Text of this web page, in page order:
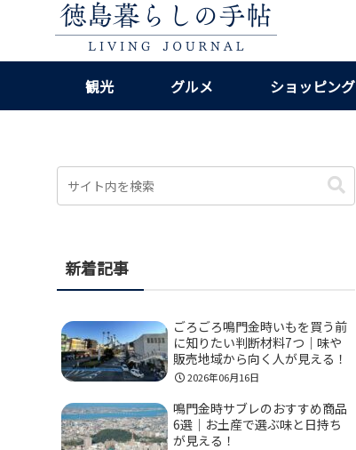
観光 グルメ ショッピング
新着記事
ごろごろ鳴門金時いもを買う前
に知りたい判断材料7つ｜味や
販売地域から向く人が見える！
2026年06月16日
鳴門金時サブレのおすすめ商品
6選｜お土産で選ぶ味と日持ち
が見える！